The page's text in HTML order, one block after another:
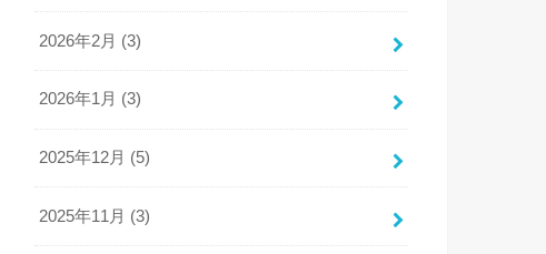
2026年2月 (3)
2026年1月 (3)
2025年12月 (5)
2025年11月 (3)